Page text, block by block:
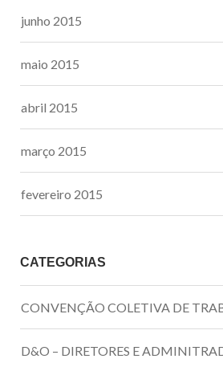
junho 2015
maio 2015
abril 2015
março 2015
fevereiro 2015
CATEGORIAS
CONVENÇÃO COLETIVA DE
D&O – DIRETORES E